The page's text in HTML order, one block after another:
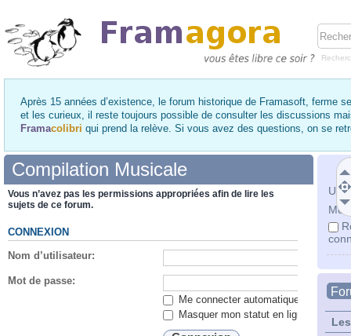
Après 15 années d’existence, le forum historique de Framasoft, ferme
et les curieux, il reste toujours possible de consulter les discussions
Framacolibri qui prend la relève. Si vous avez des questions, on se
Mot
Compilation Musicale
Vous n’avez pas les permissions appropriées afin de lire les
sujets de ce forum.
CONNEXION
Nom d’utilisateur:
Mot de passe:
Me connecter automatiquement lors
Masquer mon statut en ligne lors de